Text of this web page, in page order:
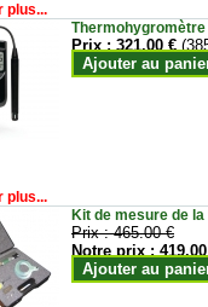
plus...
Prix :321.00 €
Ajouter au
plus...
Kit de mesure de
Prix :465.00 €
Notre prix :
Ajouter au